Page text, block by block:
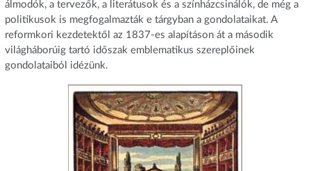
álmodók, a tervezők, a literátusok és a színházcsinálók, de még a
politikusok is megfogalmazták e tárgyban a gondolataikat. A
reformkori kezdetektől az 1837-es alapításon át a második
világháborúig tartó időszak emblematikus szereplőinek
gondolataiból idézünk.